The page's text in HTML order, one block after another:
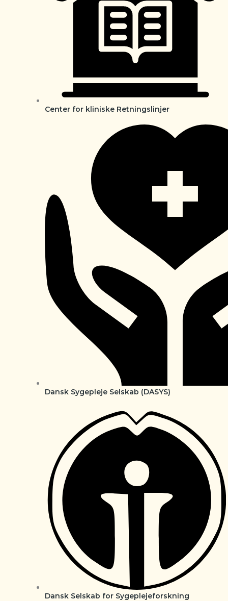
Center for kliniske Retningslinjer
Dansk Sygepleje Selskab (DASYS)
Dansk Selskab for Sygeplejeforskning